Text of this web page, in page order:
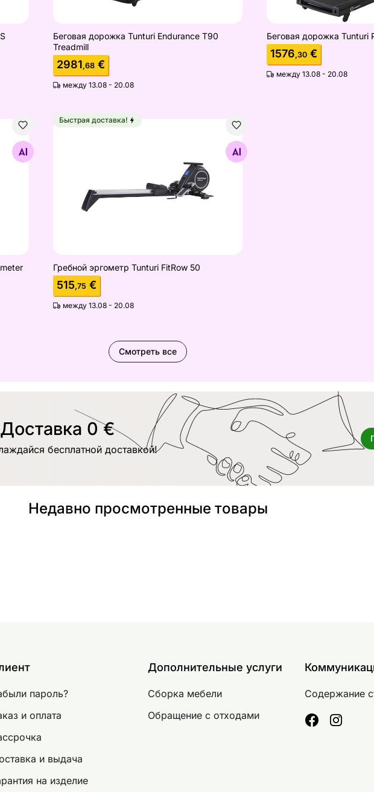
Беговая дорожка Tunturi Endurance T90
Treadmill
2981,68 €
между 13.08 - 20.08
Беговая дорожка Tunturi
1576,30€
между 13.08 - 20.08
Bike
Быстрая доставка!
Гребной эргометр Tunturi FitRow 50
515,75 €
между 13.08 - 20.08
Смотреть все
0 €
бесплатной доставкой!
Недавно просмотренные товары
пароль?
и оплата
и выдача
на изделие
Дополнительные услуги
Сборка мебели
Обращение с отходами
Содержание